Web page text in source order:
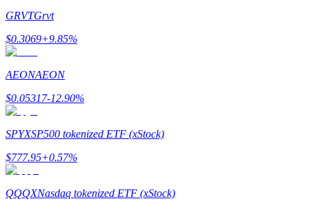
Exclusive for BitMart Users
Register & Trade to Win 500,000 USDT
Precious Metals Trading Carnival
Trade Gold & Silver · 33,333 USDT Bonus
GRVTGrvt
$0.3069+9.85%
AEONAEON
$0.05317-12.90%
SPYXSP500 tokenized ETF (xStock)
$777.95+0.57%
QQQXNasdaq tokenized ETF (xStock)